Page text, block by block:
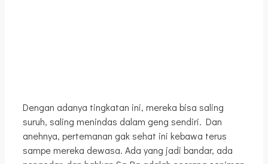
Dengan adanya tingkatan ini, mereka bisa saling
suruh, saling menindas dalam geng sendiri. Dan
anehnya, pertemanan gak sehat ini kebawa terus
sampe mereka dewasa. Ada yang jadi bandar, ada